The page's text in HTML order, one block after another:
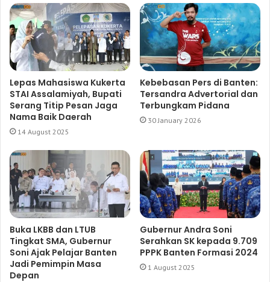
Lepas Mahasiswa Kukerta
STAI Assalamiyah, Bupati
Serang Titip Pesan Jaga
Nama Baik Daerah
14 August 2025
Kebebasan Pers di Banten:
Tersandra Advertorial dan
Terbungkam Pidana
30 January 2026
Buka LKBB dan LTUB
Tingkat SMA, Gubernur
Soni Ajak Pelajar Banten
Jadi Pemimpin Masa
Depan
Gubernur Andra Soni
Serahkan SK kepada 9.709
PPPK Banten Formasi 2024
1 August 2025